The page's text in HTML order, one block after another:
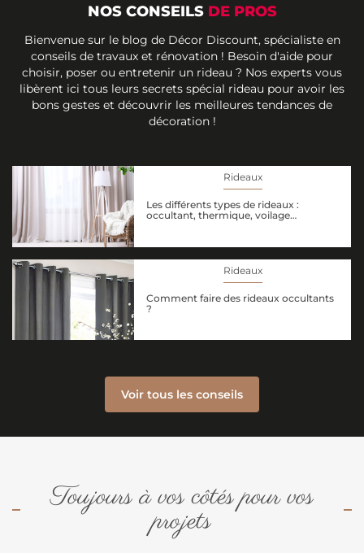
NOS CONSEILS DE PROS
Bienvenue sur le blog de Décor Discount, spécialiste en
conseils de travaux et rénovation ! Besoin d'aide pour
choisir, poser ou entretenir un rideau ? Nos experts vous
libèrent ici tous leurs secrets spécial rideau pour avoir les
bons gestes et découvrir les meilleures tendances de
décoration !
Rideaux
Les différents types de rideaux :
occultant, thermique, voilage…
Rideaux
Comment faire des rideaux occultants
?
Voir tous les conseils
Toujours à vos côtés pour vos
projets